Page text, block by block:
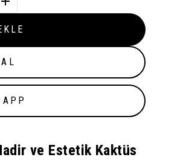
ve Estetik Kaktüs